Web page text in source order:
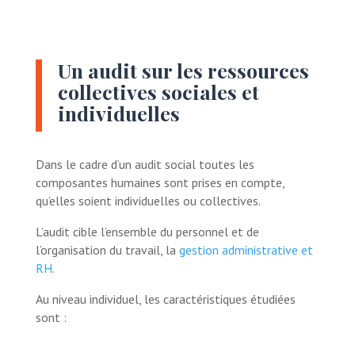
Un audit sur les ressources
collectives sociales et
individuelles
Dans le cadre d’un audit social toutes les
composantes humaines sont prises en compte,
qu’elles soient individuelles ou collectives.
L’audit cible l’ensemble du personnel et de
l’organisation du travail, la gestion administrative et
RH.
Au niveau individuel, les caractéristiques étudiées
sont :